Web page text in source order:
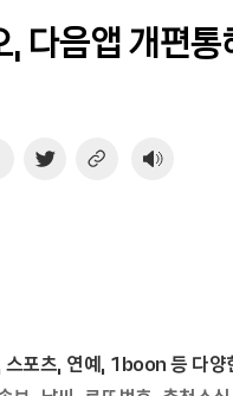
, 다음앱 개편
스포츠, 연예, 1boon 등 다양